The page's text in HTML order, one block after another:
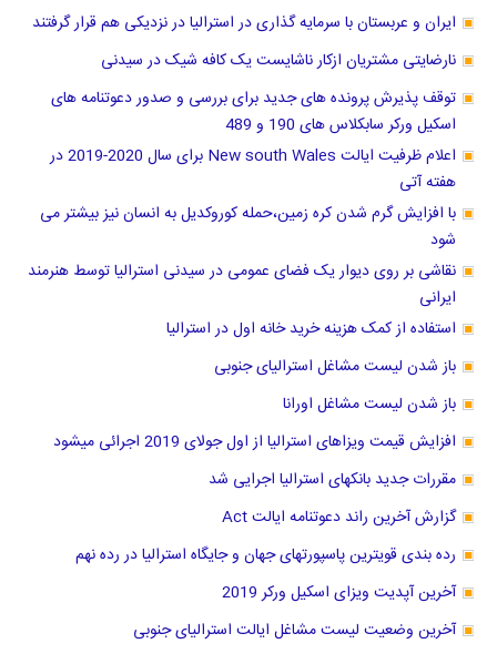
ایران و عربستان با سرمایه گذاری در استرالیا در نزدیکی هم قرار گرفتند
نارضایتی مشتریان ازکار ناشایست یک کافه شیک در سیدنی
توقف پذیرش پرونده های جدید برای بررسی و صدور دعوتنامه های
اسکیل ورکر سابکلاس های 190 و 489
اعلام ظرفیت ایالت New south Wales برای سال 2020-2019 در
هفته آتی
با افزایش گرم شدن کره زمین،حمله کوروکدیل به انسان نیز بیشتر می
شود
نقاشی بر روی دیوار یک فضای عمومی در سیدنی استرالیا توسط هنرمند
ایرانی
استفاده از کمک هزینه خرید خانه اول در استرالیا
باز شدن لیست مشاغل استرالیای جنوبی
باز شدن لیست مشاغل اورانا
افزایش قیمت ویزاهای استرالیا از اول جولای 2019 اجرائی میشود
مقررات جدید بانکهای استرالیا اجرایی شد
گزارش آخرین راند دعوتنامه ایالت Act
رده بندی قویترین پاسپورتهای جهان و جایگاه استرالیا در رده نهم
آخرین آپدیت ویزای اسکیل ورکر 2019
آخرین وضعیت لیست مشاغل ایالت استرالیای جنوبی